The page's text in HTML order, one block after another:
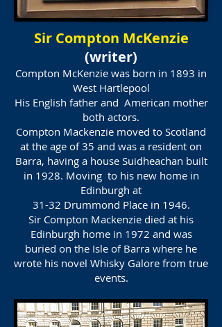
Sir Compton McKenzie
(writer)
Compton McKenzie was born in 1893 in
West Hartlepool
His English father and American mother
both actors.
Compton Mackenzie moved to Scotland
at the age of 35 and was a resident on
Barra, having a house Suidheachan built
in 1928. Moving to his new home in
Edinburgh at
31-32 Drummond Place in 1946.
Sir Compton Mackenzie died at his
Edinburgh home in 1972 and was
buried on the Isle of Barra where he
wrote his novel Whisky Galore from true
events.